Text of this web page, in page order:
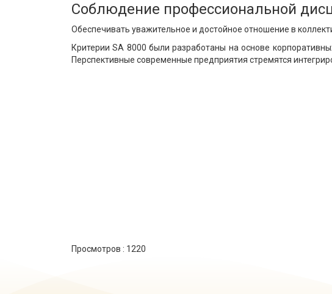
Соблюдение профессиональной
Обеспечивать уважительное и достойное отношение в
Критерии SA 8000 были разработаны на основе
Перспективные современные предприятия стремятся
Просмотров : 1220